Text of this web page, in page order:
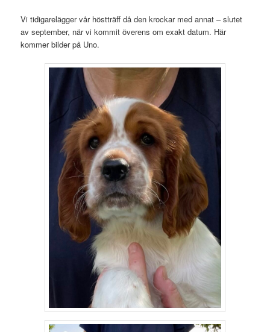
Vi tidigarelägger vår höstträff då den krockar med annat – slutet
av september, när vi kommit överens om exakt datum. Här
kommer bilder på Uno.